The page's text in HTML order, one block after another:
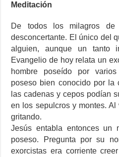
Meditación
De todos los milagros
desconcertante. El único del
alguien, aunque un tanto
Evangelio de hoy relata un
hombre poseído por
poseso bien conocido por la
las cadenas y cepos podían
en los sepulcros y montes.
gritando.
Jesús entabla entonces un
poseso. Pregunta por su
exorcistas era corriente